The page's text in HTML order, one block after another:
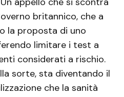
britannico, che a
la proposta di uno
limitare i test a
considerati a rischio.
sorte, sta diventando il
che la sanità